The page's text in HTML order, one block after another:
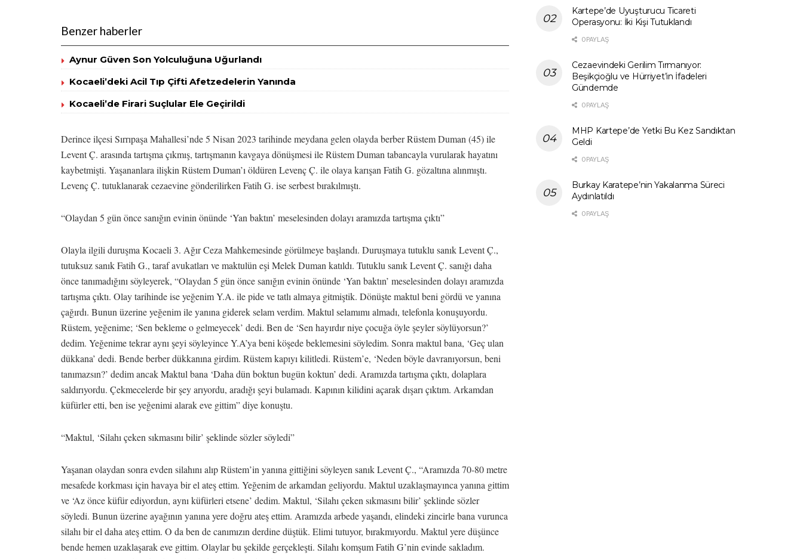
Benzer haberler
Aynur Güven Son Yolculuğuna Uğurlandı
Kocaeli’deki Acil Tıp Çifti Afetzedelerin Yanında
Kocaeli’de Firari Suçlular Ele Geçirildi
Derince ilçesi Sırrıpaşa Mahallesi’nde 5 Nisan 2023 tarihinde meydana gelen olayda berber Rüstem Duman (45) ile
Levent Ç. arasında tartışma çıkmış, tartışmanın kavgaya dönüşmesi ile Rüstem Duman tabancayla vurularak hayatını
kaybetmişti. Yaşananlara ilişkin Rüstem Duman’ı öldüren Levenç Ç. ile olaya karışan Fatih G. gözaltına alınmıştı.
Levenç Ç. tutuklanarak cezaevine gönderilirken Fatih G. ise serbest bırakılmıştı.
“Olaydan 5 gün önce sanığın evinin önünde ‘Yan baktın’ meselesinden dolayı aramızda tartışma çıktı”
Olayla ilgili duruşma Kocaeli 3. Ağır Ceza Mahkemesinde görülmeye başlandı. Duruşmaya tutuklu sanık Levent Ç.,
tutuksuz sanık Fatih G., taraf avukatları ve maktulün eşi Melek Duman katıldı. Tutuklu sanık Levent Ç. sanığı daha
önce tanımadığını söyleyerek, “Olaydan 5 gün önce sanığın evinin önünde ‘Yan baktın’ meselesinden dolayı aramızda
tartışma çıktı. Olay tarihinde ise yeğenim Y.A. ile pide ve tatlı almaya gitmiştik. Dönüşte maktul beni gördü ve yanına
çağırdı. Bunun üzerine yeğenim ile yanına giderek selam verdim. Maktul selamımı almadı, telefonla konuşuyordu.
Rüstem, yeğenime; ‘Sen bekleme o gelmeyecek’ dedi. Ben de ‘Sen hayırdır niye çocuğa öyle şeyler söylüyorsun?’
dedim. Yeğenime tekrar aynı şeyi söyleyince Y.A’ya beni köşede beklemesini söyledim. Sonra maktul bana, ‘Geç ulan
dükkana’ dedi. Bende berber dükkanına girdim. Rüstem kapıyı kilitledi. Rüstem’e, ‘Neden böyle davranıyorsun, beni
tanımazsın?’ dedim ancak Maktul bana ‘Daha dün boktun bugün koktun’ dedi. Aramızda tartışma çıktı, dolaplara
saldırıyordu. Çekmecelerde bir şey arıyordu, aradığı şeyi bulamadı. Kapının kilidini açarak dışarı çıktım. Arkamdan
küfürler etti, ben ise yeğenimi alarak eve gittim” diye konuştu.
“Maktul, ‘Silahı çeken sıkmasını bilir’ şeklinde sözler söyledi”
Yaşanan olaydan sonra evden silahını alıp Rüstem’in yanına gittiğini söyleyen sanık Levent Ç., “Aramızda 70-80 metre
mesafede korkması için havaya bir el ateş ettim. Yeğenim de arkamdan geliyordu. Maktul uzaklaşmayınca yanına gittim
ve ‘Az önce küfür ediyordun, aynı küfürleri etsene’ dedim. Maktul, ‘Silahı çeken sıkmasını bilir’ şeklinde sözler
söyledi. Bunun üzerine ayağının yanına yere doğru ateş ettim. Aramızda arbede yaşandı, elindeki zincirle bana vurunca
silahı bir el daha ateş ettim. O da ben de canımızın derdine düştük. Elimi tutuyor, bırakmıyordu. Maktul yere düşünce
bende hemen uzaklaşarak eve gittim. Olaylar bu şekilde gerçekleşti. Silahı komşum Fatih G’nin evinde sakladım.
Kartepe’de Uyuşturucu Ticareti
Operasyonu: İki Kişi Tutuklandı
0 PAYLAŞ
Cezaevindeki Gerilim Tırmanıyor:
Beşikçioğlu ve Hürriyet’in İfadeleri
Gündemde
0 PAYLAŞ
MHP Kartepe’de Yetki Bu Kez Sandıktan
Geldi
0 PAYLAŞ
Burkay Karatepe’nin Yakalanma Süreci
Aydınlatıldı
0 PAYLAŞ